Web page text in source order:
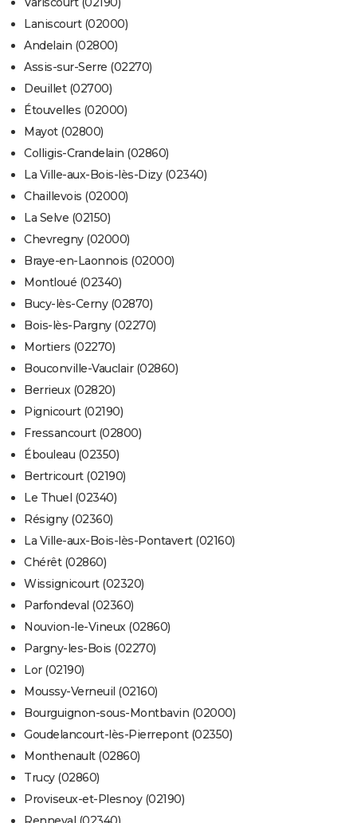
Laniscourt (02000)
Andelain (02800)
Assis-sur-Serre (02270)
Deuillet (02700)
Étouvelles (02000)
Mayot (02800)
Colligis-Crandelain (02860)
La Ville-aux-Bois-lès-Dizy (02340)
Chaillevois (02000)
La Selve (02150)
Chevregny (02000)
Braye-en-Laonnois (02000)
Montloué (02340)
Bucy-lès-Cerny (02870)
Bois-lès-Pargny (02270)
Mortiers (02270)
Bouconville-Vauclair (02860)
Berrieux (02820)
Pignicourt (02190)
Fressancourt (02800)
Ébouleau (02350)
Bertricourt (02190)
Le Thuel (02340)
Résigny (02360)
La Ville-aux-Bois-lès-Pontavert (02160)
Chérêt (02860)
Wissignicourt (02320)
Parfondeval (02360)
Nouvion-le-Vineux (02860)
Pargny-les-Bois (02270)
Lor (02190)
Moussy-Verneuil (02160)
Bourguignon-sous-Montbavin (02000)
Goudelancourt-lès-Pierrepont (02350)
Monthenault (02860)
Trucy (02860)
Proviseux-et-Plesnoy (02190)